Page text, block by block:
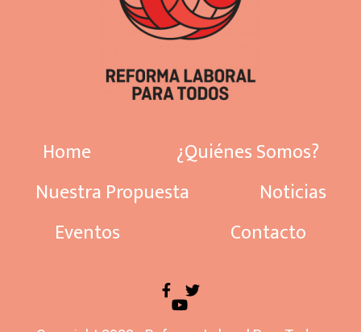
Home
¿Quiénes Somos?
Nuestra Propuesta
Noticias
Eventos
Contacto